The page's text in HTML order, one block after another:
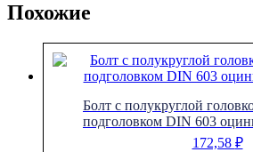
Похожие
Болт с полукруглой
подголовком DIN 603
172,58 ₽